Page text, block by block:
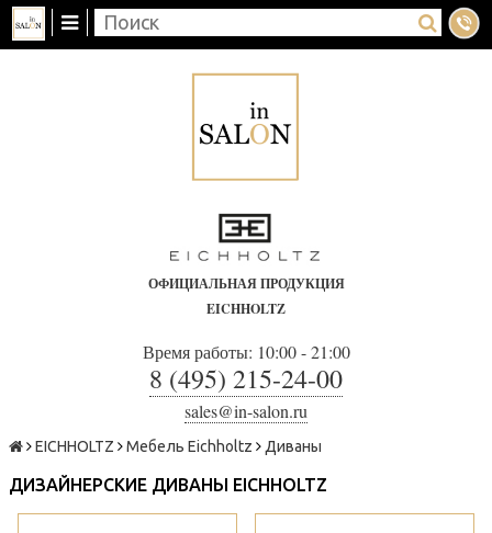
ОФИЦИАЛЬНАЯ ПРОДУКЦИЯ
EICHHOLTZ
Время работы: 10:00 - 21:00
8 (495) 215-24-00
sales@in-salon.ru
EICHHOLTZ Мебель Eichholtz Диваны
ДИЗАЙНЕРСКИЕ ДИВАНЫ EICHHOLTZ